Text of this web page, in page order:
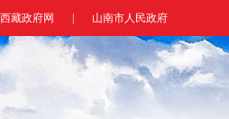
西藏政府网 山南市人民政府